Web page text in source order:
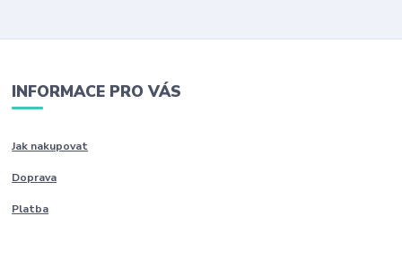
INFORMACE PRO VÁS
Jak nakupovat
Doprava
Platba